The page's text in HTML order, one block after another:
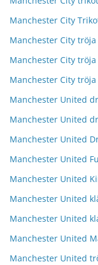
Manchester City
Manchester City tröja
Manchester City tröja
Manchester City
Manchester United
Manchester United
Manchester United
Manchester United
Manchester United
Manchester United
Manchester United
Manchester United
Manchester United